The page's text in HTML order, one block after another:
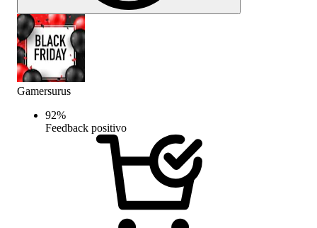
Gamersurus
92%
Feedback positivo